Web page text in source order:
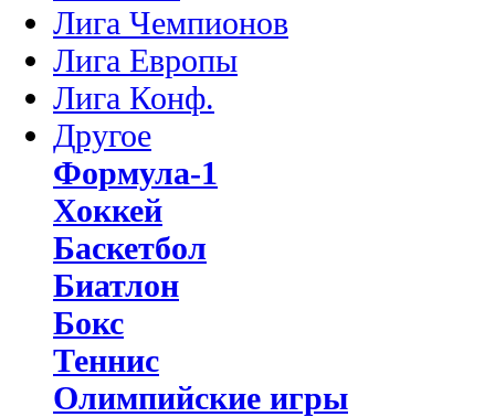
Лига Чемпионов
Лига Европы
Лига Конф.
Другое
Формула-1
Хоккей
Баскетбол
Биатлон
Бокс
Теннис
Олимпийские игры